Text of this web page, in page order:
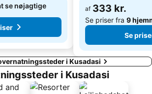
se nøjagtige
af 333 kr.
Se priser fra 9
Se
i Kusadasi
i Kusadasi